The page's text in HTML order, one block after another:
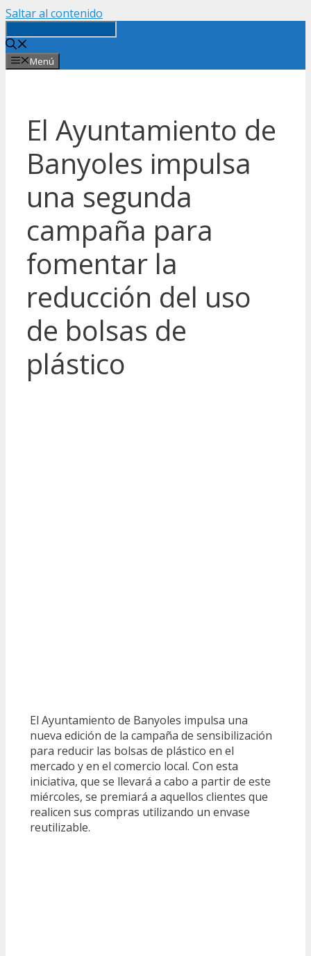
Saltar al contenido
Menú
El Ayuntamiento de
Banyoles impulsa
una segunda
campaña para
fomentar la
reducción del uso
de bolsas de
plástico
El Ayuntamiento de Banyoles impulsa una
nueva edición de la campaña de sensibilización
para reducir las bolsas de plástico en el
mercado y en el comercio local. Con esta
iniciativa, que se llevará a cabo a partir de este
miércoles, se premiará a aquellos clientes que
realicen sus compras utilizando un envase
reutilizable.